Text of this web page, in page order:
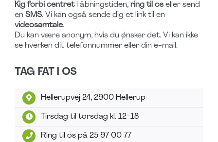
Kig forbi centreti åbningstiden, ring til oseller send
en SMS. Vi kan også sende dig et link til en
videosamtale.
Du kan være anonym, hvis du ønsker det. Vi kan ikke
se hverken dit telefonnummer eller din e-mail.
TAG FAT I OS
Hellerupvej 24, 2900 Hellerup
Tirsdag til torsdag kl. 12-18
Ring til os på25 97 00 77